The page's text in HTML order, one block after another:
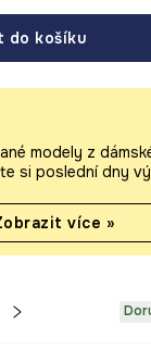
do košíku
modely z
si poslední dny
více »